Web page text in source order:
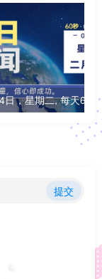
提交